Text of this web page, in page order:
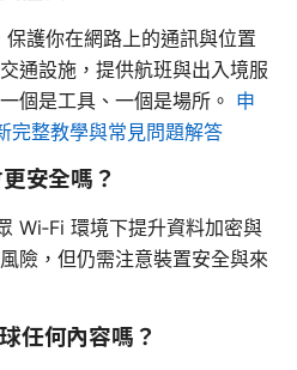
護你在網路上的通訊與位置
通設施，提供航班與出入境服
個是工具、一個是場所。 申
整教學與常見問題解答
安全嗎？
Wi‑Fi 環境下提升資料加密與
險，但仍需注意裝置安全與來
任何內容嗎？